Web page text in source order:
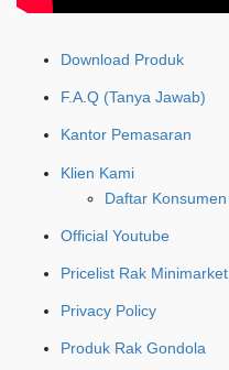
Download Produk
F.A.Q (Tanya Jawab)
Kantor Pemasaran
Klien Kami
Daftar Konsumen
Official Youtube
Pricelist Rak Minimarket
Privacy Policy
Produk Rak Gondola